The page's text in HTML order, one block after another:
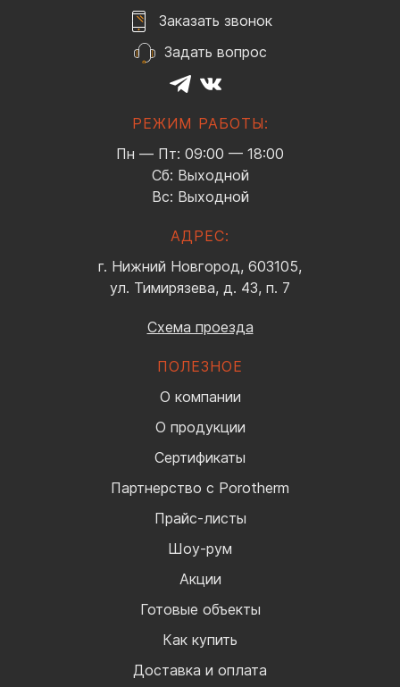
Заказать звонок
Задать вопрос
РЕЖИМ РАБОТЫ:
Пн — Пт: 09:00 — 18:00
Сб: Выходной
Вс: Выходной
АДРЕС:
г. Нижний Новгород, 603105,
ул. Тимирязева, д. 43, п. 7
Схема проезда
ПОЛЕЗНОЕ
О компании
О продукции
Сертификаты
Партнерство с Porotherm
Прайс-листы
Шоу-рум
Акции
Готовые объекты
Как купить
Доставка и оплата